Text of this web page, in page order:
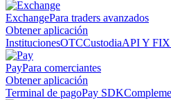
ExchangePara traders avanzados
Obtener aplicación
InstitucionesOTCCustodiaAPI Y
PayPara comerciantes
Obtener aplicación
Terminal de pagoPay SDK